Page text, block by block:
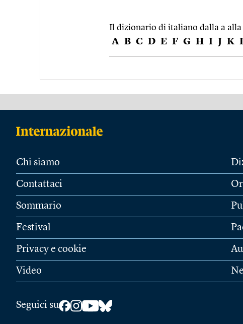
Il dizionario di italiano dalla a alla
A B C D E F G H I J K
Chi siamo
Contattaci
Sommario
Festival
Privacy e cookie
Video
Seguici su